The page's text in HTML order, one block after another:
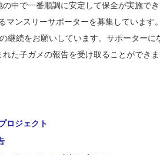
中で一番順調に安定して保全が実施で
マンスリーサポーターを募集しています。
継続をお願いしています。サポーター
た子ガメの報告を受け取ることができま
ロジェクト